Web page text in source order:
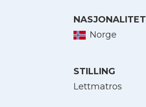
NASJONALITET
Norge
STILLING
Lettmatros